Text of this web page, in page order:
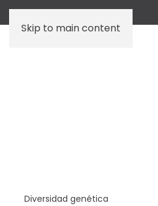
Skip to main content
Diversidad genética